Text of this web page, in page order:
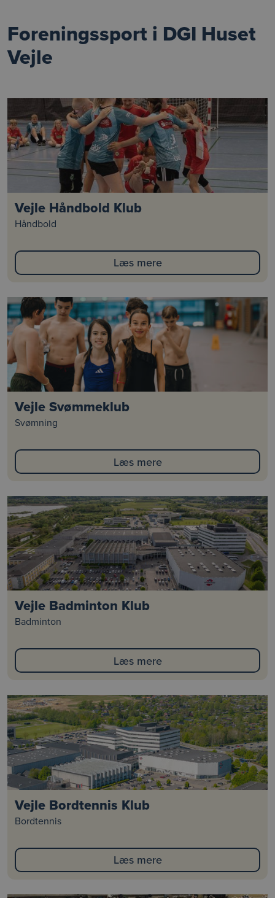
Foreningssport i DGI Huset
Vejle
Vejle Håndbold Klub
Håndbold
Læs mere
Vejle Svømmeklub
Svømning
Læs mere
Vejle Badminton Klub
Badminton
Læs mere
Vejle Bordtennis Klub
Bordtennis
Læs mere